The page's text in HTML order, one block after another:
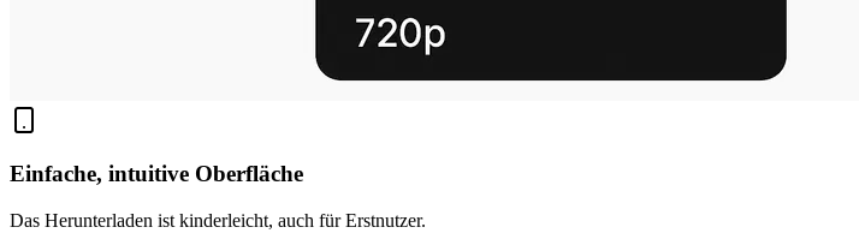
Einfache, intuitive Oberfläche
Das Herunterladen ist kinderleicht, auch für Erstnutzer.